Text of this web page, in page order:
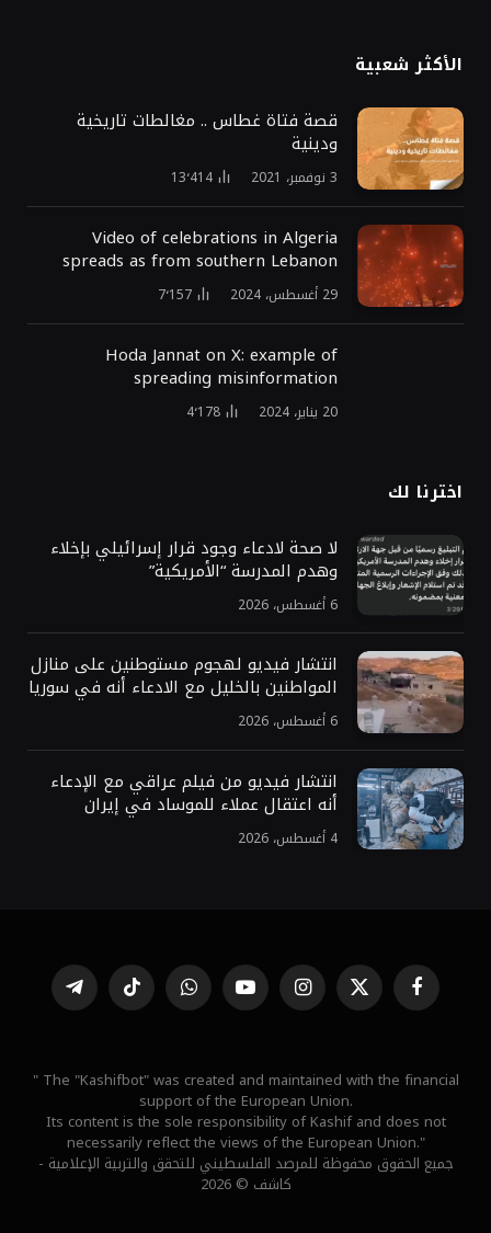
الأكثر شعبية
قصة فتاة غطاس .. مغالطات تاريخية
ودينية
3 نوفمبر، 2021 13٬414
Video of celebrations in Algeria
spreads as from southern Lebanon
29 أغسطس، 2024 7٬157
Hoda Jannat on X: example of
spreading misinformation
20 يناير، 2024 4٬178
اخترنا لك
لا صحة لادعاء وجود قرار إسرائيلي بإخلاء
وهدم المدرسة “الأمريكية”
6 أغسطس، 2026
انتشار فيديو لهجوم مستوطنين على منازل
المواطنين بالخليل مع الادعاء أنه في سوريا
6 أغسطس، 2026
انتشار فيديو من فيلم عراقي مع الإدعاء
أنه اعتقال عملاء للموساد في إيران
4 أغسطس، 2026
فيسبوك X
(Twitter)
الانستغراميوتيوب واتساب تيكتوك تيلقرام
" The "Kashifbot" was created and maintained with the financial
support of the European Union.
Its content is the sole responsibility of Kashif and does not
necessarily reflect the views of the European Union."
جميع الحقوق محفوظة للمرصد الفلسطيني للتحقق والتربية الإعلامية -
كاشف © 2026